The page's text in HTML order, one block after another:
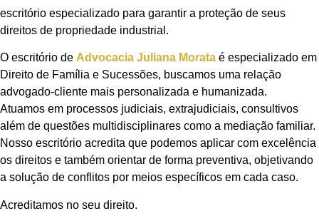
escritório especializado para garantir a proteção de seus
direitos de propriedade industrial.
O escritório de Advocacia Juliana Morata é especializado em
Direito de Família e Sucessões, buscamos uma relação
advogado-cliente mais personalizada e humanizada.
Atuamos em processos judiciais, extrajudiciais, consultivos
além de questões multidisciplinares como a mediação familiar.
Nosso escritório acredita que podemos aplicar com excelência
os direitos e também orientar de forma preventiva, objetivando
a solução de conflitos por meios específicos em cada caso.
Acreditamos no seu direito.